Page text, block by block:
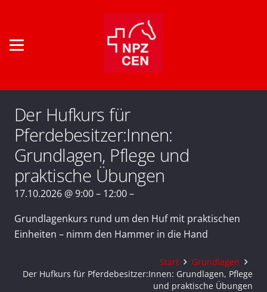
Der Hufkurs für
Pferdebesitzer:Innen:
Grundlagen, Pflege und
praktische Übungen
17.10.2026 @ 9:00 – 12:00 –
Grundlagenkurs rund um den Huf mit praktischen
Einheiten – nimm den Hammer in die Hand
Start
Grundlagen
Der Hufkurs für Pferdebesitzer:Innen: Grundlagen, Pflege
und praktische Übungen